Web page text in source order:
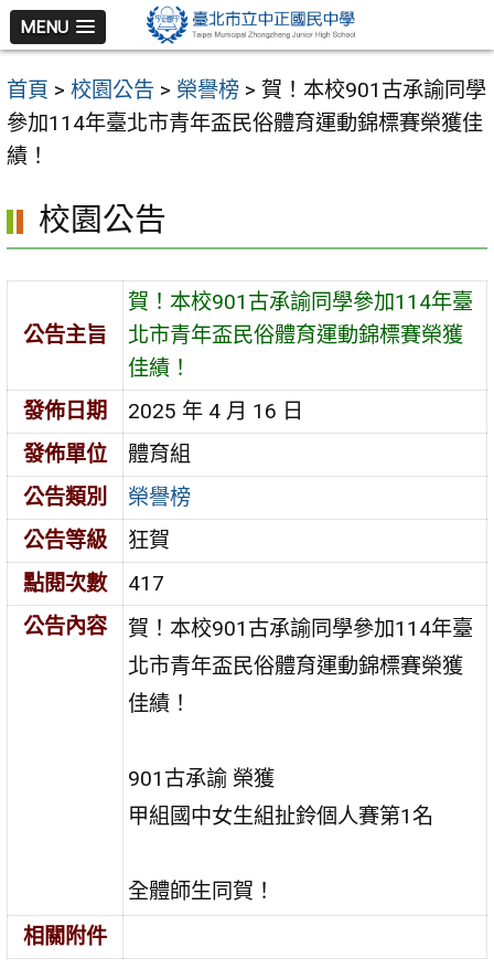
跳
至
主
要
內
區
MENU
首頁 > 校園公告 > 榮譽榜 > 賀！本校901古承諭同學
參加114年臺北市青年盃民俗體育運動錦標賽榮獲佳
績！
校園公告
公告主旨
賀！本校901古承諭同學參加114年臺
北市青年盃民俗體育運動錦標賽榮獲
佳績！
發佈日期
2025 年 4 月 16 日
發佈單位
體育組
公告類別
榮譽榜
公告等級
狂賀
點閱次數
417
公告內容
賀！本校901古承諭同學參加114年臺
北市青年盃民俗體育運動錦標賽榮獲
佳績！
901古承諭 榮獲
甲組國中女生組扯鈴個人賽第1名
全體師生同賀！
相關附件